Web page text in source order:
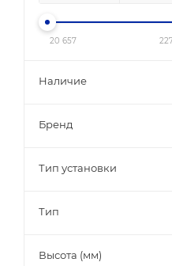
20 657
Наличие
Бренд
Тип установки
Тип
Высота (мм)